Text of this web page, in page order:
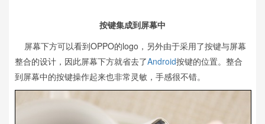
按键集成到屏幕中
屏幕下方可以看到OPPO的logo，另外由于采用了按键与屏幕
整合的设计，因此屏幕下方就省去了Android按键的位置。整合
到屏幕中的按键操作起来也非常灵敏，手感很不错。